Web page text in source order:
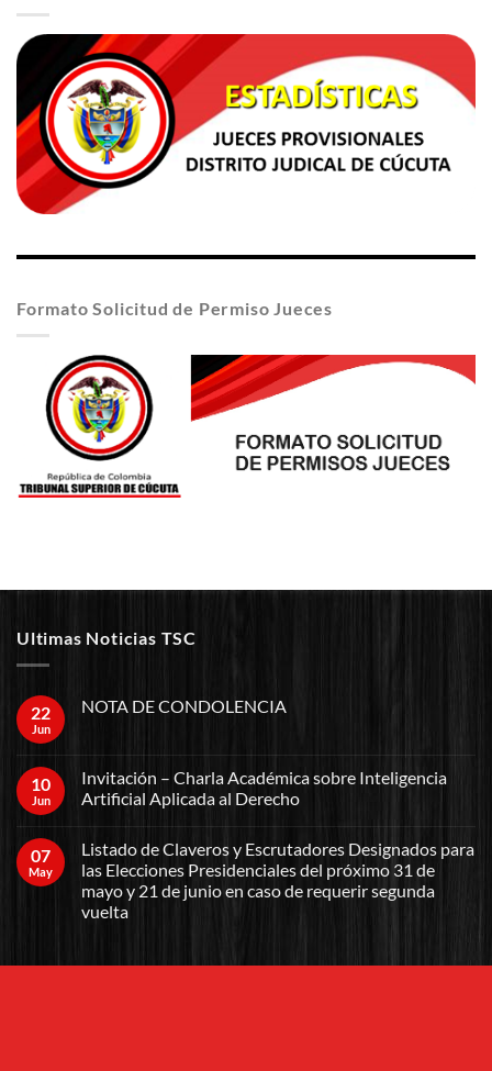
Formato Solicitud de Permiso Jueces
Ultimas Noticias TSC
22
Jun
NOTA DE CONDOLENCIA
10
Jun
Invitación – Charla Académica sobre Inteligencia
Artificial Aplicada al Derecho
07
May
Listado de Claveros y Escrutadores Designados para
las Elecciones Presidenciales del próximo 31 de
mayo y 21 de junio en caso de requerir segunda
vuelta